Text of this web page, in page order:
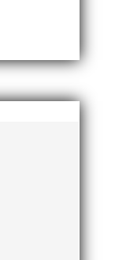
gäng löpare
är
(2,7 km
på de fem
(MAI)
och